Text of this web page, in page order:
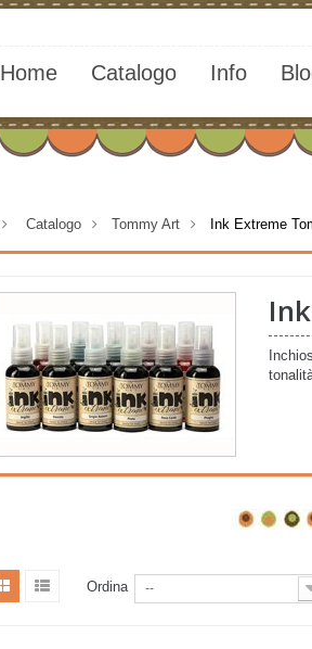
Home Catalogo Info
> Catalogo > Tommy Art > Ink Extreme
Ordina --